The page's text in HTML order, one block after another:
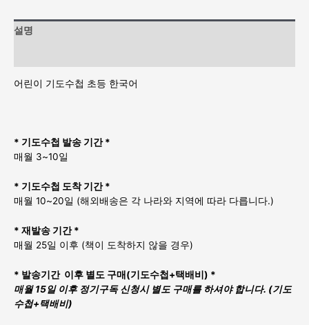
이
기
수
첩
국
어
량
설명
어린이 기도수첩 초등 한국어
* 기도수첩 발송 기간 *
매월 3~10일
* 기도수첩 도착 기간 *
매월 10~20일 (해외배송은 각 나라와 지역에 따라 다릅니다.)
* 재발송 기간 *
매월 25일 이후 (책이 도착하지 않을 경우)
* 발송기간 이후 별도 구매(기도수첩+택배비) *
매월 15일 이후 정기구독 신청시 별도 구매를 하셔야 합니다. (기도
수첩+택배비)